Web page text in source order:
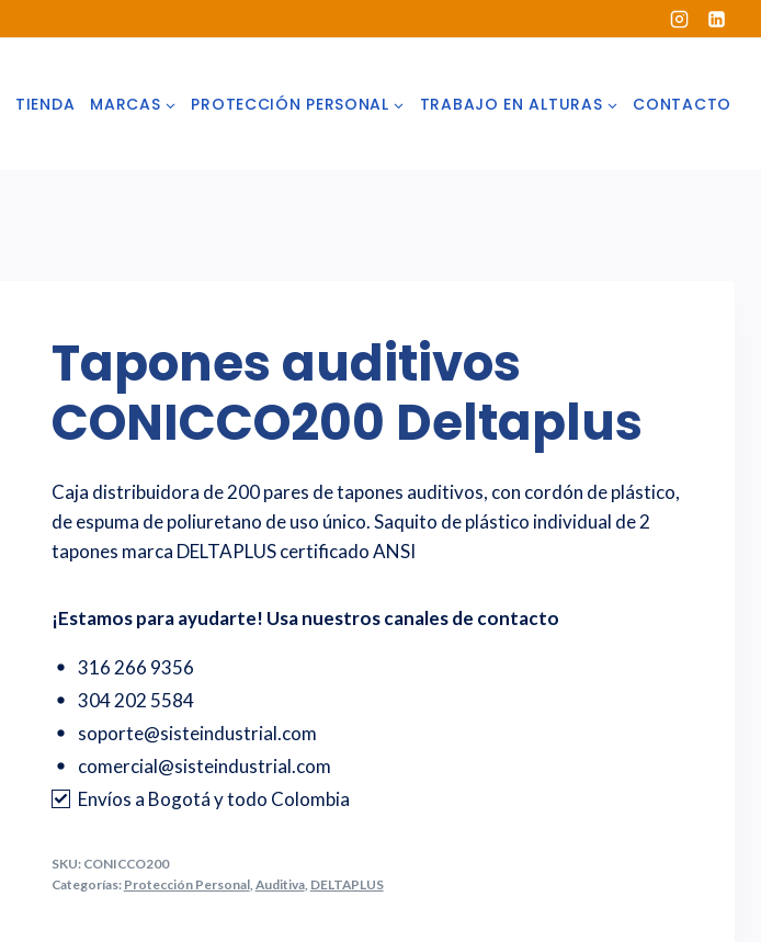
TIENDA MARCAS PROTECCIÓN PERSONAL TRABAJO EN ALTURAS CONTACTO
Tapones auditivos
CONICCO200 Deltaplus
Caja distribuidora de 200 pares de tapones auditivos, con cordón de plástico,
de espuma de poliuretano de uso único. Saquito de plástico individual de 2
tapones marca DELTAPLUS certificado ANSI
¡Estamos para ayudarte! Usa nuestros canales de contacto
316 266 9356
304 202 5584
soporte@sisteindustrial.com
comercial@sisteindustrial.com
Envíos a Bogotá y todo Colombia
SKU: CONICCO200
Categorías: Protección Personal, Auditiva, DELTAPLUS